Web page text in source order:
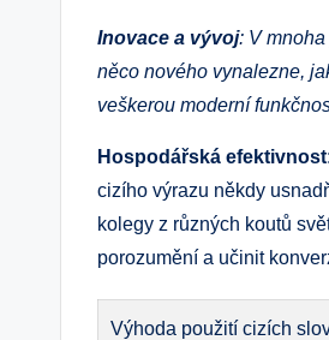
Inovace a vývoj: V
něco nového vynalezne,
veškerou moderní
Hospodářská efektivnost
cizího výrazu někdy
kolegy z různých koutů
porozumění a učinit
Výhoda použití cizích